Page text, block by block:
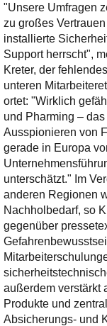
"Unsere Umfragen
zu großes
installierte
Support herrscht",
Kreter, der
unteren
ortet: "Wirklich
und Pharming – das
Ausspionieren von
gerade in Europa
unterschätzt." Im
anderen Regionen
Nachholbedarf, so
gegenüber
außerdem verstärkt
Produkte und
Absicherungs- und